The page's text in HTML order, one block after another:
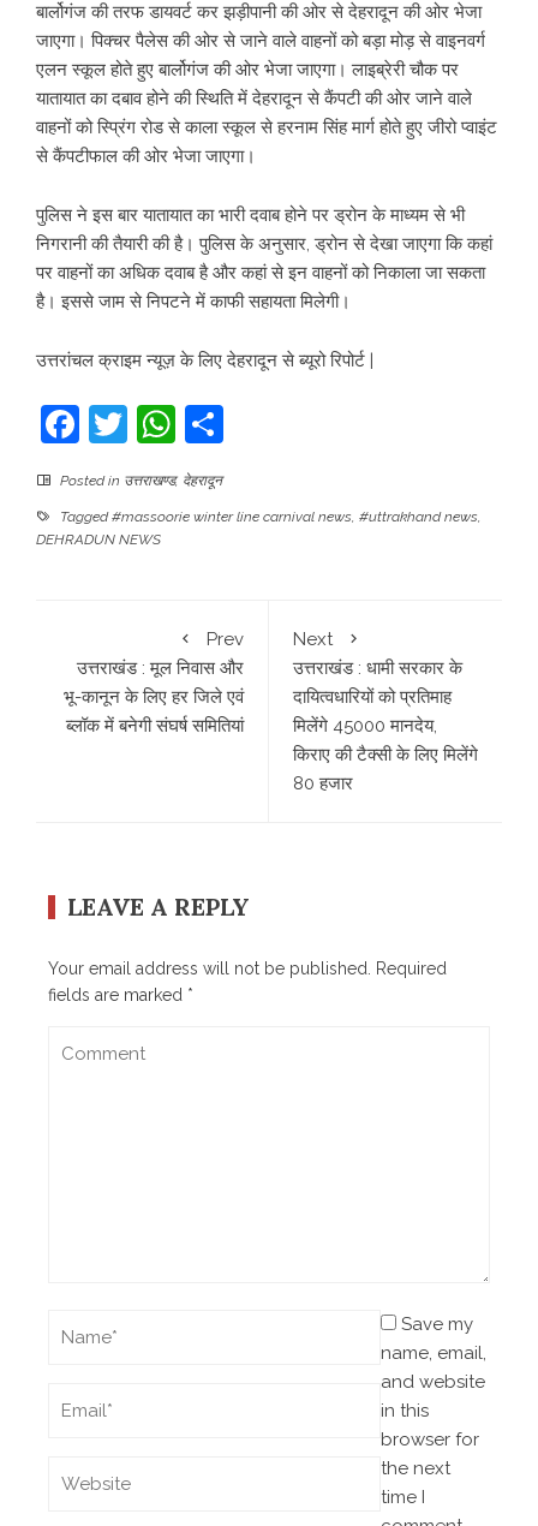
बार्लोगंज की तरफ डायवर्ट कर झड़ीपानी की ओर से देहरादून की ओर भेजा
जाएगा। पिक्चर पैलेस की ओर से जाने वाले वाहनों को बड़ा मोड़ से वाइनवर्ग
एलन स्कूल होते हुए बार्लोगंज की ओर भेजा जाएगा। लाइब्रेरी चौक पर
यातायात का दबाव होने की स्थिति में देहरादून से कैंपटी की ओर जाने वाले
वाहनों को स्प्रिंग रोड से काला स्कूल से हरनाम सिंह मार्ग होते हुए जीरो प्वाइंट
से कैंपटीफाल की ओर भेजा जाएगा।
पुलिस ने इस बार यातायात का भारी दवाब होने पर ड्रोन के माध्यम से भी
निगरानी की तैयारी की है। पुलिस के अनुसार, ड्रोन से देखा जाएगा कि कहां
पर वाहनों का अधिक दवाब है और कहां से इन वाहनों को निकाला जा सकता
है। इससे जाम से निपटने में काफी सहायता मिलेगी।
उत्तरांचल क्राइम न्यूज़ के लिए देहरादून से ब्यूरो रिपोर्ट |
Facebook
TwitterWhatsApp
Posted in उत्तराखण्ड, देहरादून
Tagged#massoorie winter line carnival news, #uttrakhand news,
DEHRADUN NEWS
Prev
उत्तराखंड : मूल निवास और
भू-कानून के लिए हर जिले एवं
ब्लॉक में बनेगी संघर्ष समितियां
Next
उत्तराखंड : धामी सरकार के
दायित्वधारियों को प्रतिमाह
मिलेंगे 45000 मानदेय,
किराए की टैक्सी के लिए मिलेंगे
80 हजार
LEAVE A REPLY
Your email address will not be published.
Required
fields are marked *
Save my
name, email,
and website
in this
browser for
the next
time I